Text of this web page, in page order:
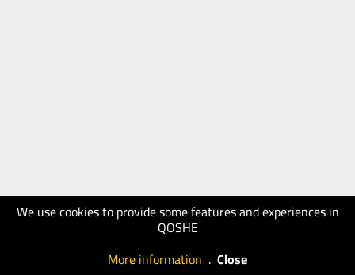
We use cookies to provide some features and experiences in
QOSHE
More information . Close